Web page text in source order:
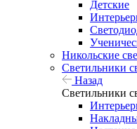
Детские
Никольские
Светильники
Назад
Светильники